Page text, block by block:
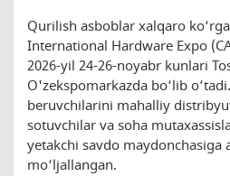
Qurilish asboblar xalqaro
International Hardware Expo
2026-yil 24-26-noyabr kunlari
O'zekspomarkazda bo‘lib
beruvchilarini mahalliy
sotuvchilar va soha
yetakchi savdo maydonchasiga
mo‘ljallangan.